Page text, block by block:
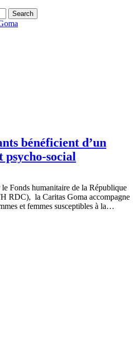
bénéficient d’un
psycho-social
Fonds humanitaire de la République
RDC), la Caritas Goma accompagne
et femmes susceptibles à la…